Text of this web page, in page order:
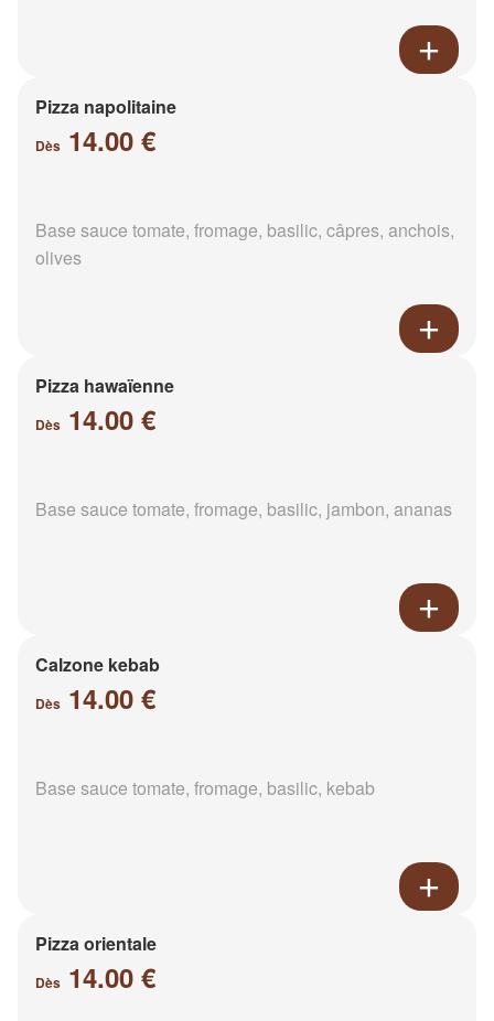
Pizza napolitaine
Dès 14.00 €
Base sauce tomate, fromage, basilic, câpres, anchois,
olives
Pizza hawaïenne
Dès 14.00 €
Base sauce tomate, fromage, basilic, jambon, ananas
Calzone kebab
Dès 14.00 €
Base sauce tomate, fromage, basilic, kebab
Pizza orientale
Dès 14.00 €